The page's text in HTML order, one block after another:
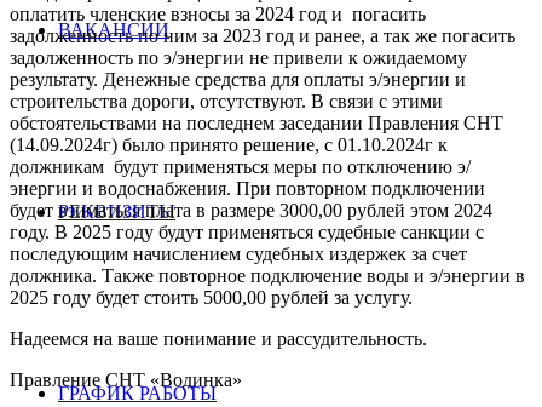
ВАКАНСИИ
РЕКВИЗИТЫ
ГРАФИК РАБОТЫ
оплатить членские взносы за 2024 год и погасить
задолженность по ним за 2023 год и ранее, а так же погасить
задолженность по э/энергии не привели к ожидаемому
результату. Денежные средства для оплаты э/энергии и
строительства дороги, отсутствуют. В связи с этими
обстоятельствами на последнем заседании Правления СНТ
(14.09.2024г) было принято решение, с 01.10.2024г к
должникам будут применяться меры по отключению э/
энергии и водоснабжения. При повторном подключении
будет взиматься плата в размере 3000,00 рублей этом 2024
году. В 2025 году будут применяться судебные санкции с
последующим начислением судебных издержек за счет
должника. Также повторное подключение воды и э/энергии в
2025 году будет стоить 5000,00 рублей за услугу.
Надеемся на ваше понимание и рассудительность.
Правление СНТ «Водинка»